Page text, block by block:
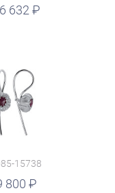
632
15738
800